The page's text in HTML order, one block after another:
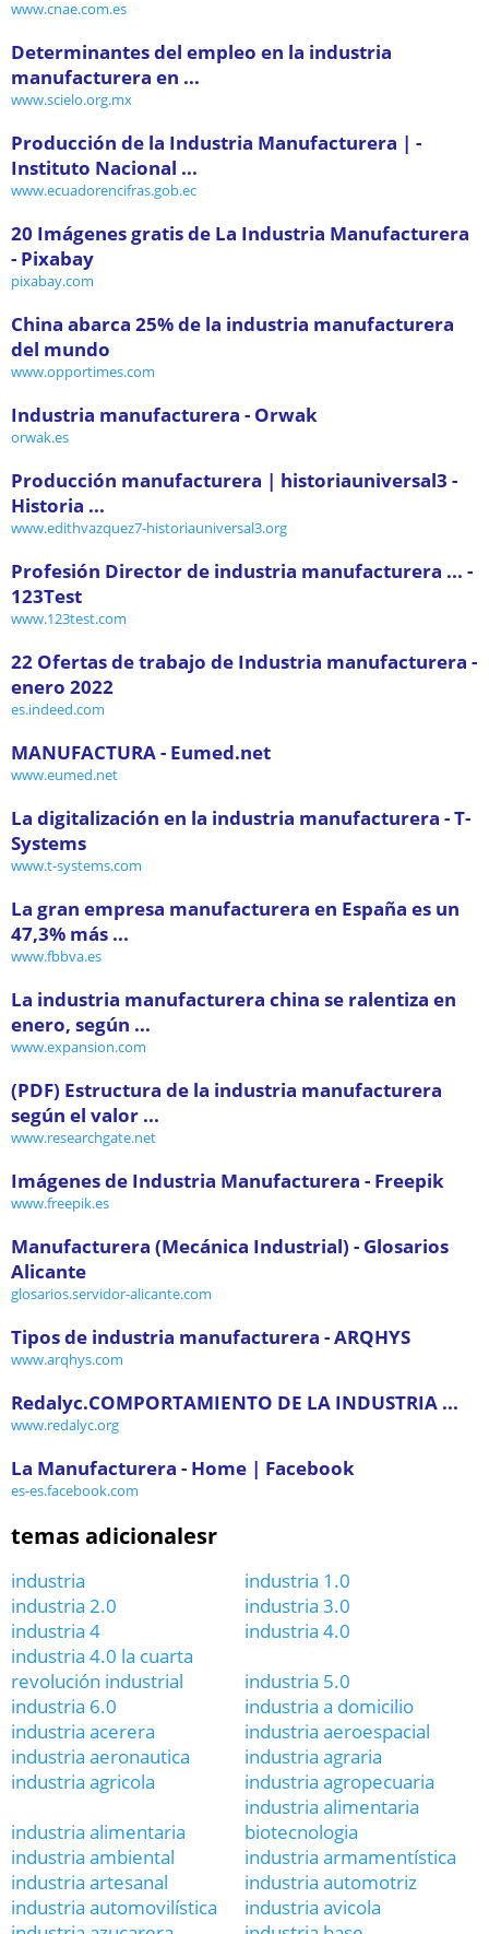
www.cnae.com.es
Determinantes del empleo en la industria
manufacturera en ...
www.scielo.org.mx
Producción de la Industria Manufacturera | -
Instituto Nacional ...
www.ecuadorencifras.gob.ec
20 Imágenes gratis de La Industria Manufacturera
- Pixabay
pixabay.com
China abarca 25% de la industria manufacturera
del mundo
www.opportimes.com
Industria manufacturera - Orwak
orwak.es
Producción manufacturera | historiauniversal3 -
Historia ...
www.edithvazquez7-historiauniversal3.org
Profesión Director de industria manufacturera ... -
123Test
www.123test.com
22 Ofertas de trabajo de Industria manufacturera -
enero 2022
es.indeed.com
MANUFACTURA - Eumed.net
www.eumed.net
La digitalización en la industria manufacturera - T-
Systems
www.t-systems.com
La gran empresa manufacturera en España es un
47,3% más ...
www.fbbva.es
La industria manufacturera china se ralentiza en
enero, según ...
www.expansion.com
(PDF) Estructura de la industria manufacturera
según el valor ...
www.researchgate.net
Imágenes de Industria Manufacturera - Freepik
www.freepik.es
Manufacturera (Mecánica Industrial) - Glosarios
Alicante
glosarios.servidor-alicante.com
Tipos de industria manufacturera - ARQHYS
www.arqhys.com
Redalyc.COMPORTAMIENTO DE LA INDUSTRIA ...
www.redalyc.org
La Manufacturera - Home | Facebook
es-es.facebook.com
temas adicionalesr
industria
industria 1.0
industria 2.0
industria 3.0
industria 4
industria 4.0
industria 4.0 la cuarta
revolución industrial
industria 5.0
industria 6.0
industria a domicilio
industria acerera
industria aeroespacial
industria aeronautica
industria agraria
industria agricola
industria agropecuaria
industria alimentaria
industria alimentaria
biotecnologia
industria ambiental
industria armamentística
industria artesanal
industria automotriz
industria automovilística
industria avicola